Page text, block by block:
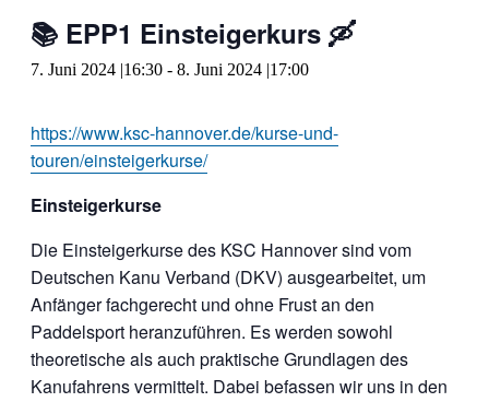
📚 EPP1 Einsteigerkurs 🛶
7. Juni 2024 |16:30 - 8. Juni 2024 |17:00
https://www.ksc-hannover.de/kurse-und-
touren/einsteigerkurse/
Einsteigerkurse
Die Einsteigerkurse des KSC Hannover sind vom
Deutschen Kanu Verband (DKV) ausgearbeitet, um
Anfänger fachgerecht und ohne Frust an den
Paddelsport heranzuführen. Es werden sowohl
theoretische als auch praktische Grundlagen des
Kanufahrens vermittelt. Dabei befassen wir uns in den